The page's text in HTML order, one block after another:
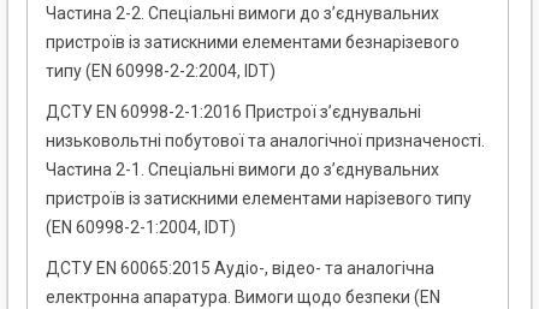
Частина 2-2. Спеціальні вимоги до з’єднувальних
пристроїв із затискними елементами безнарізевого
типу (EN 60998-2-2:2004, IDТ)
ДСТУ EN 60998-2-1:2016 Пристрої з’єднувальні
низьковольтні побутової та аналогічної призначеності.
Частина 2-1. Спеціальні вимоги до з’єднувальних
пристроїв із затискними елементами нарізевого типу
(EN 60998-2-1:2004, IDТ)
ДСТУ EN 60065:2015 Аудіо-, відео- та аналогічна
електронна апаратура. Вимоги щодо безпеки (EN